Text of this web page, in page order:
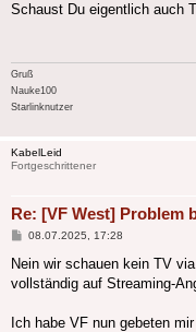
Schaust Du eigentlich auch
Gruß
Nauke100
Starlinknutzer
KabelLeid
Fortgeschrittener
Re: [VF West] Problem
Beitrag
08.07.2025, 17:28
Nein wir schauen kein TV
vollständig auf Streaming-
Ich habe VF nun gebeten